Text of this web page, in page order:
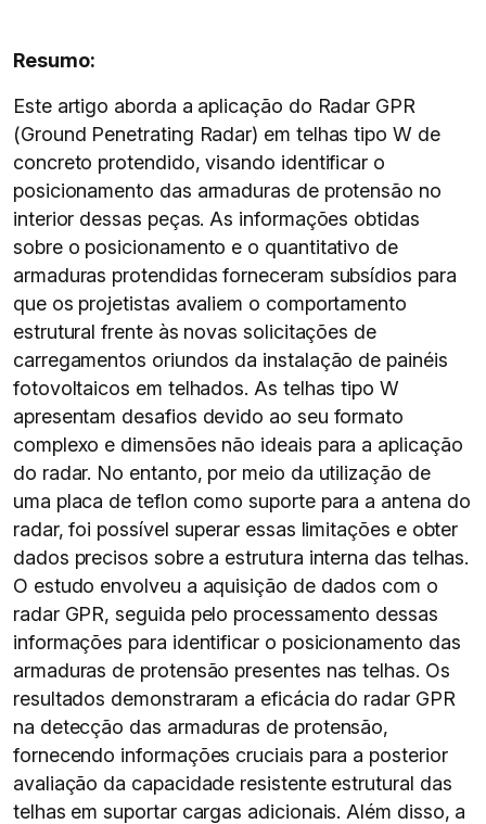
Resumo:
Este artigo aborda a aplicação do Radar GPR
(Ground Penetrating Radar) em telhas tipo W de
concreto protendido, visando identificar o
posicionamento das armaduras de protensão no
interior dessas peças. As informações obtidas
sobre o posicionamento e o quantitativo de
armaduras protendidas forneceram subsídios para
que os projetistas avaliem o comportamento
estrutural frente às novas solicitações de
carregamentos oriundos da instalação de painéis
fotovoltaicos em telhados. As telhas tipo W
apresentam desafios devido ao seu formato
complexo e dimensões não ideais para a aplicação
do radar. No entanto, por meio da utilização de
uma placa de teflon como suporte para a antena do
radar, foi possível superar essas limitações e obter
dados precisos sobre a estrutura interna das telhas.
O estudo envolveu a aquisição de dados com o
radar GPR, seguida pelo processamento dessas
informações para identificar o posicionamento das
armaduras de protensão presentes nas telhas. Os
resultados demonstraram a eficácia do radar GPR
na detecção das armaduras de protensão,
fornecendo informações cruciais para a posterior
avaliação da capacidade resistente estrutural das
telhas em suportar cargas adicionais. Além disso, a